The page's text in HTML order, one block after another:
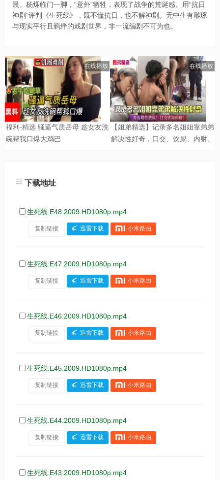
晨、杨烁临门一脚，“意外”牺牲，表现了战争的荒诞感。用“抗日
神剧”评判《生死线》，既不懂抗日，也不解神剧。无中生有雕琢
与现实平行且羁绊的戏剧世界，非一流编剧不可为也。
下载地址
生死线.E48.2009.HD1080p.mp4
复制链接 迅雷下载 小米路由
生死线.E47.2009.HD1080p.mp4
复制链接 迅雷下载 小米路由
生死线.E46.2009.HD1080p.mp4
复制链接 迅雷下载 小米路由
生死线.E45.2009.HD1080p.mp4
复制链接 迅雷下载 小米路由
生死线.E44.2009.HD1080p.mp4
复制链接 迅雷下载 小米路由
生死线.E43.2009.HD1080p.mp4